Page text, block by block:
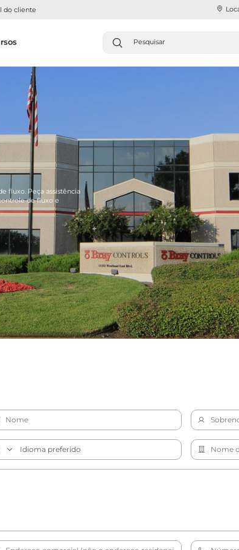
do cliente
fluxo. Peça assistência
de fluxo e